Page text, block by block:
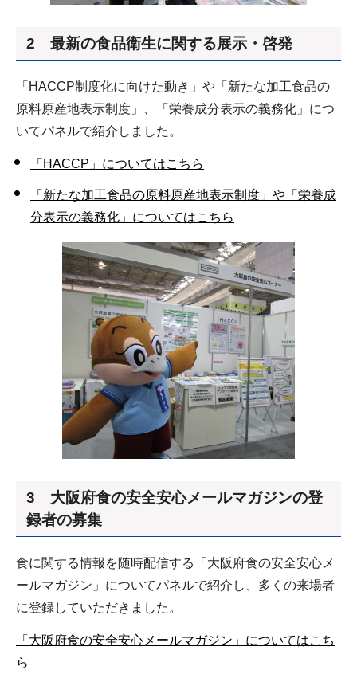
2 最新の食品衛生に関する展示・啓発
「HACCP制度化に向けた動き」や「新たな加工食品の
原料原産地表示制度」、「栄養成分表示の義務化」につ
いてパネルで紹介しました。
「HACCP」についてはこちら
「新たな加工食品の原料原産地表示制度」や「栄養成
分表示の義務化」についてはこちら
3 大阪府食の安全安心メールマガジンの登
録者の募集
食に関する情報を随時配信する「大阪府食の安全安心メ
ールマガジン」についてパネルで紹介し、多くの来場者
に登録していただきました。
「大阪府食の安全安心メールマガジン」についてはこち
ら